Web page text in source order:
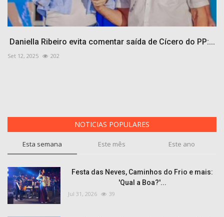
Daniella Ribeiro evita comentar saída de Cícero do PP:...
Set 12, 2025 202
NOTICIAS POPULARES
Esta semana Este mês Este ano
Festa das Neves, Caminhos do Frio e mais:
'Qual a Boa?'...
Jul 31, 2026 39